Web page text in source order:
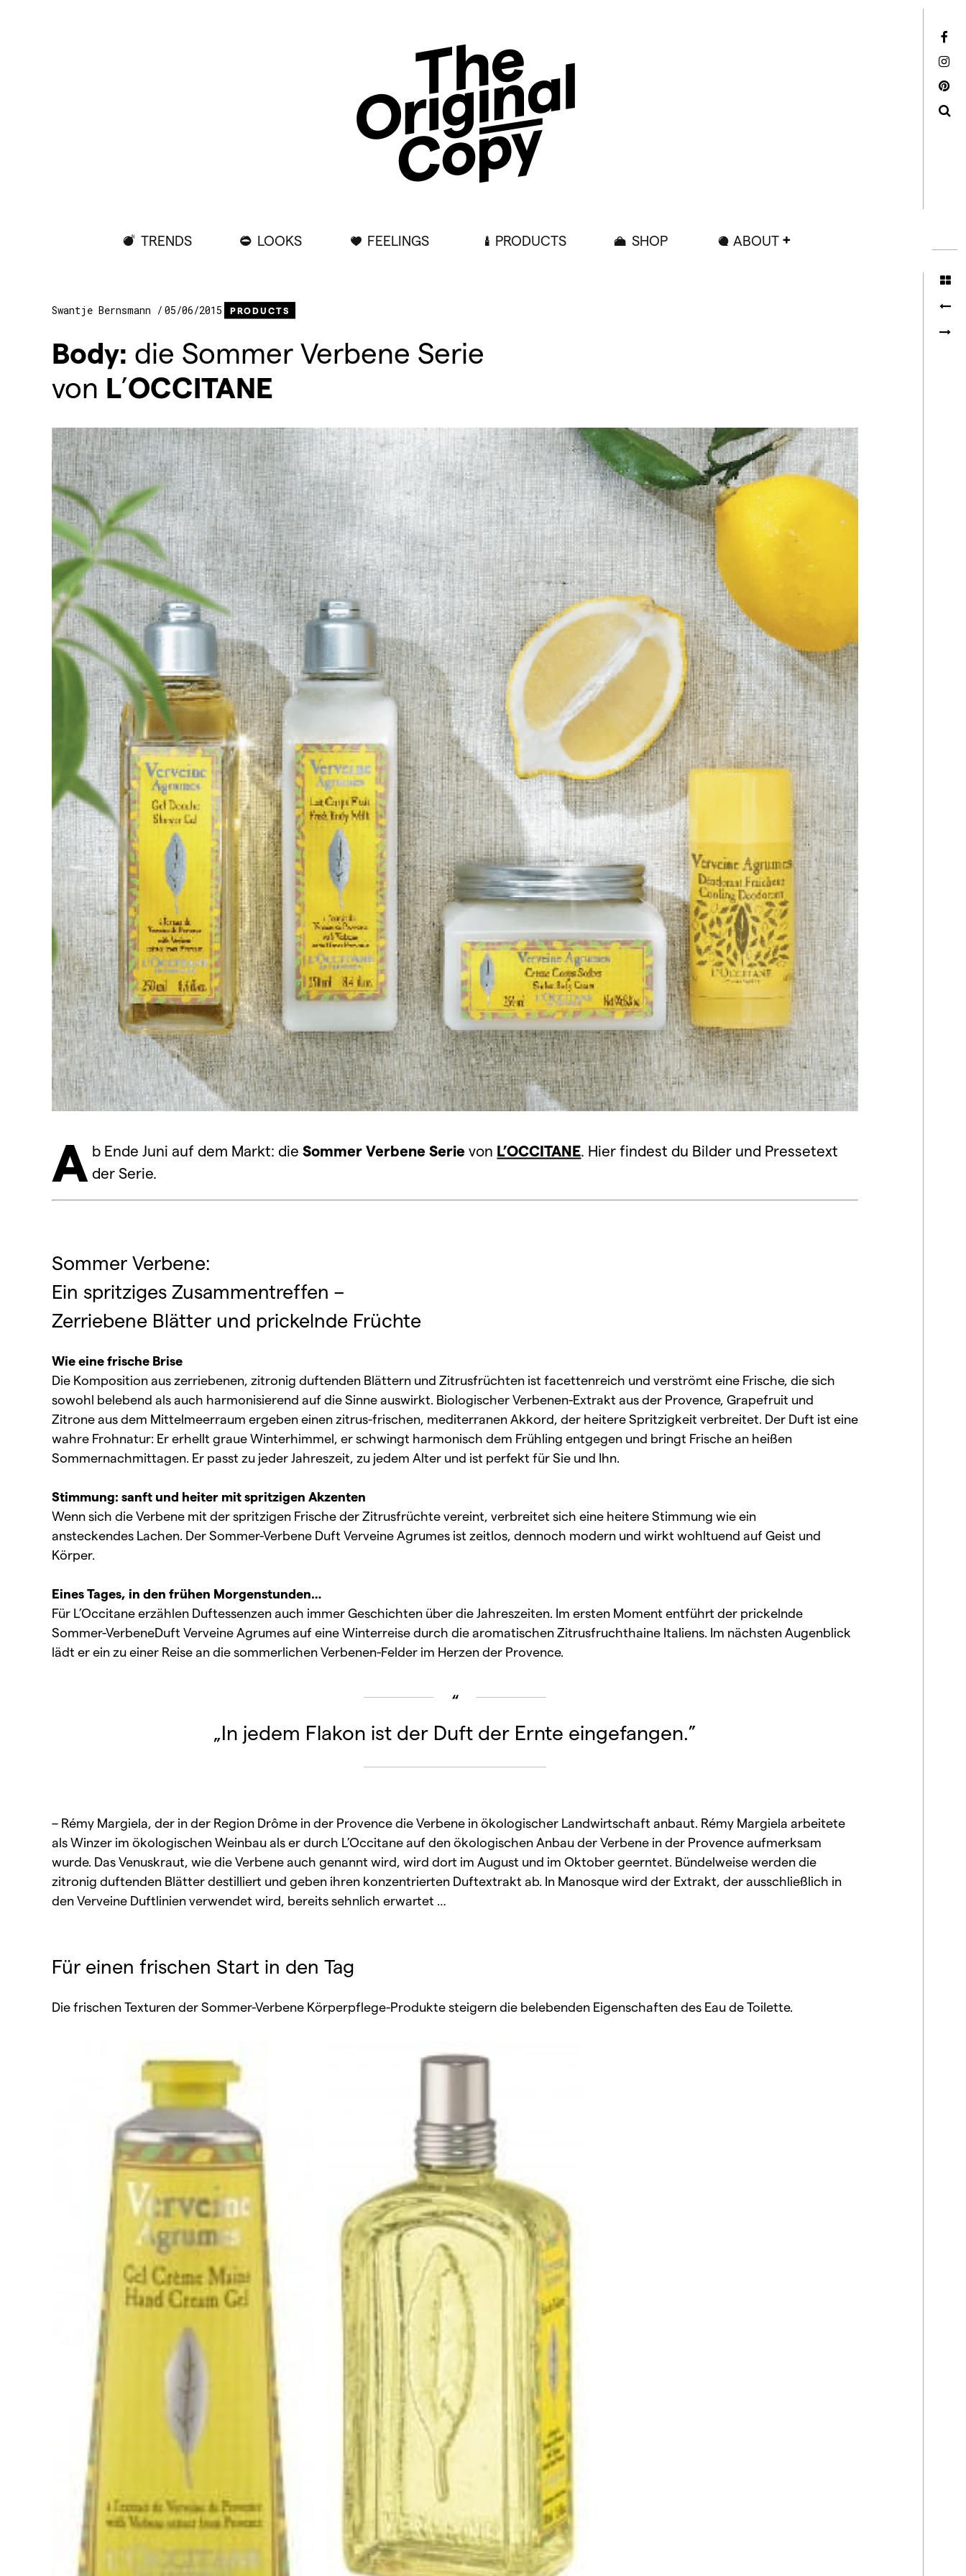
TRENDS LOOKS FEELINGS PRODUCTS SHOP ABOUT
Swantje Bernsmann 05/06/2015 PRODUCTS
Body: die Sommer Verbene Serie
von L’OCCITANE
A b Ende Juni auf dem Markt: dieSommer Verbene Serie von L’OCCITANE. Hier findest du Bilder und Pressetext
der Serie.
Sommer Verbene:
Ein spritziges Zusammentreffen –
Zerriebene Blätter und prickelnde Früchte
Wie eine frische Brise
Die Komposition aus zerriebenen, zitronig duftenden Blättern und Zitrusfrüchten ist facettenreich und verströmt eine Frische, die sich
sowohl belebend als auch harmonisierend auf die Sinne auswirkt. Biologischer Verbenen-Extrakt aus der Provence, Grapefruit und
Zitrone aus dem Mittelmeerraum ergeben einen zitrus-frischen, mediterranen Akkord, der heitere Spritzigkeit verbreitet. Der Duft ist eine
wahre Frohnatur: Er erhellt graue Winterhimmel, er schwingt harmonisch dem Frühling entgegen und bringt Frische an heißen
Sommernachmittagen. Er passt zu jeder Jahreszeit, zu jedem Alter und ist perfekt für Sie und Ihn.
Stimmung: sanft und heiter mit spritzigen Akzenten
Wenn sich die Verbene mit der spritzigen Frische der Zitrusfrüchte vereint, verbreitet sich eine heitere Stimmung wie ein
ansteckendes Lachen. Der Sommer-Verbene Duft Verveine Agrumes ist zeitlos, dennoch modern und wirkt wohltuend auf Geist und
Körper.
Eines Tages, in den frühen Morgenstunden…
Für L’Occitane erzählen Duftessenzen auch immer Geschichten über die Jahreszeiten. Im ersten Moment entführt der prickelnde
Sommer-VerbeneDuft Verveine Agrumesauf eine Winterreise durch die aromatischen Zitrusfruchthaine Italiens. Im nächsten Augenblick
lädt er ein zu einer Reise an die sommerlichen Verbenen-Felder im Herzen der Provence.
„In jedem Flakon ist der Duft der Ernte eingefangen.”
– Rémy Margiela, der in der Region Drôme in der Provence die Verbene in ökologischer Landwirtschaft anbaut. Rémy Margiela arbeitete
als Winzer im ökologischen Weinbau als er durch L’Occitane auf den ökologischen Anbau der Verbene in der Provence aufmerksam
wurde. Das Venuskraut, wie die Verbene auch genannt wird, wird dort im August und im Oktober geerntet. Bündelweise werden die
zitronig duftenden Blätter destilliert und geben ihren konzentrierten Duftextrakt ab. In Manosque wird der Extrakt, der ausschließlich in
den Verveine Duftlinien verwendet wird, bereits sehnlich erwartet …
Für einen frischen Start in den Tag
Die frischen Texturen der Sommer-Verbene Körperpflege-Produkte steigern die belebenden Eigenschaften des Eau de Toilette.